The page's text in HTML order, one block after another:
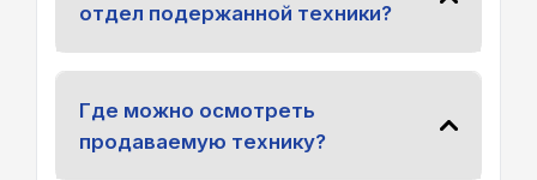
отдел подержанной техники?
Где можно осмотреть
продаваемую технику?